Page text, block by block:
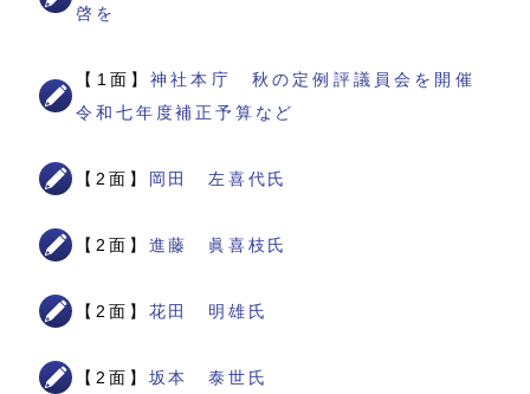
啓を
【1面】神社本庁 秋の定例評議員会を開催
令和七年度補正予算など
【2面】 岡田 左喜代氏
【2面】 進藤 眞喜枝氏
【2面】 花田 明雄氏
【2面】 坂本 泰世氏